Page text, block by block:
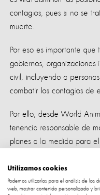
contagios, pues si no se
muerte.
Por eso es importante que
gobiernos, organizaciones
civil, incluyendo a
combatir los contagios de
Por ello, desde World
tenencia responsable de
planes a la medida para
en cada país o estado, y
mordeduras,
los casos de mordeduras
Utilizamos cookies
Podemos utilizarlas para el análisis de los
web, mostrar contenido personalizado y